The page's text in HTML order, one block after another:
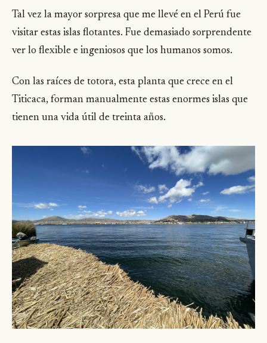
Tal vez la mayor sorpresa que me llevé en el Perú fue
visitar estas islas flotantes. Fue demasiado sorprendente
ver lo flexible e ingeniosos que los humanos somos.
Con las raíces de totora, esta planta que crece en el
Titicaca, forman manualmente estas enormes islas que
tienen una vida útil de treinta años.